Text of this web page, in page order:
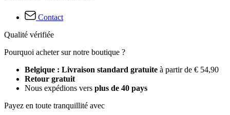
Contact
Qualité vérifiée
Pourquoi acheter sur notre boutique ?
Belgique : Livraison standard gratuite à partir de € 54,90
Retour gratuit
Nous expédions vers plus de 40 pays
Payez en toute tranquillité avec